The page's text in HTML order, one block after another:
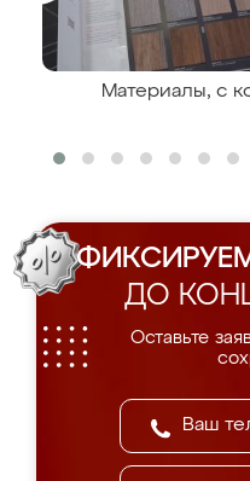
Материалы, с
ДО
Оставьте